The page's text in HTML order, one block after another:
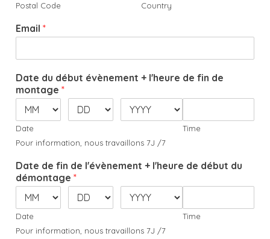
Postal Code Country
Email *
Date du début évènement + l'heure de fin de
montage *
Date
Time
Pour information, nous travaillons 7J /7
Date de fin de l'évènement + l'heure de début du
démontage *
Date
Time
Pour information, nous travaillons 7J /7